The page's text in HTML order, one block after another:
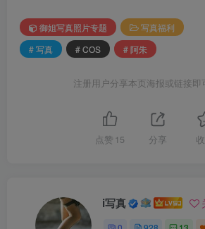
御姐写真照片专题
写真福利
# 写真
# COS # 阿朱
注册用户分享本页海报或链接即
点赞 15 分享
i写真